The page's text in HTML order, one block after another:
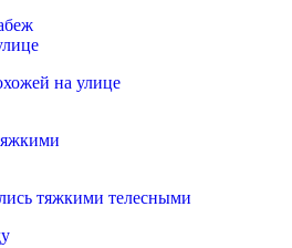
на улице
тяжкими телесными